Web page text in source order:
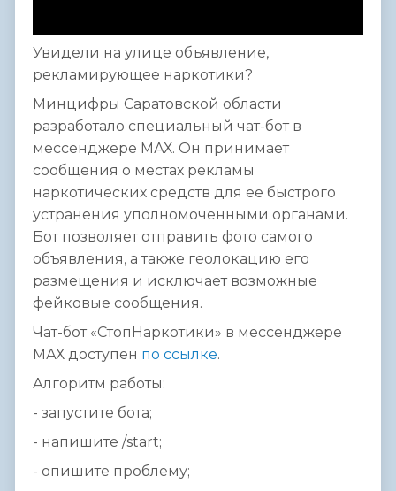
Увидели на улице объявление,
рекламирующее наркотики?
Минцифры Саратовской области
разработало специальный чат-бот в
мессенджере МАХ. Он принимает
сообщения о местах рекламы
наркотических средств для ее быстрого
устранения уполномоченными органами.
Бот позволяет отправить фото самого
объявления, а также геолокацию его
размещения и исключает возможные
фейковые сообщения.
Чат-бот «СтопНаркотики» в мессенджере
МАХ доступен по ссылке.
Алгоритм работы:
- запустите бота;
- напишите /start;
- опишите проблему;